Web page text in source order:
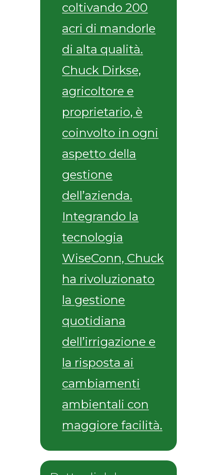
coltivando 200
acri di mandorle
di alta qualità.
Chuck Dirkse,
agricoltore e
proprietario, è
coinvolto in ogni
aspetto della
gestione
dell’azienda.
Integrando la
tecnologia
WiseConn, Chuck
ha rivoluzionato
la gestione
quotidiana
dell’irrigazione e
la risposta ai
cambiamenti
ambientali con
maggiore facilità.